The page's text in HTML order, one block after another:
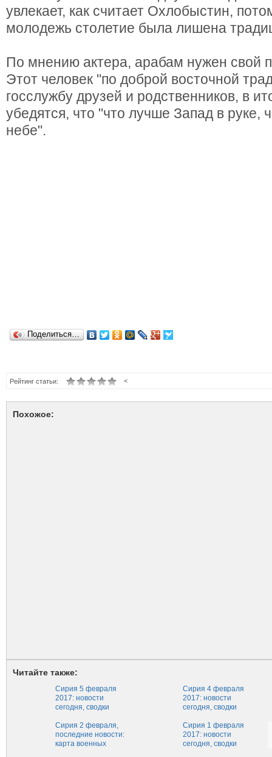
увлекает, как считает Охлобыстин,
молодежь столетие была лишена
По мнению актера, арабам нужен свой
Этот человек "по доброй восточной
госслужбу друзей и родственников, в
убедятся, что "что лучше Запад в руке,
небе".
Поделиться…
<
Рейтинг статьи:
Похожое:
Читайте также:
Сирия 5 февраля
2017: новости
сегодня, сводки
карта сейчас, 5
февраля, обзор
военных действий в
Сирия 4 февраля
2017: новости
сегодня, сводки
карта сейчас, 4
февраля, обзор
военных действий в
Сирия 2 февраля,
последние новости:
карта военных
Сирия 1 февраля
2017: новости
сегодня, сводки